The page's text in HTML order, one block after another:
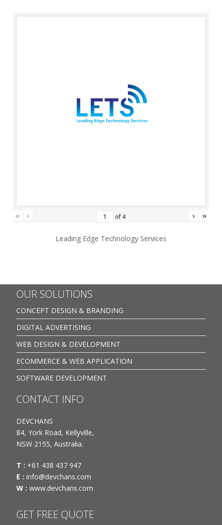
« ‹ of4 › »
Leading Edge Technology Services
OUR SOLUTIONS
CONCEPT DESIGN & BRANDING
DIGITAL ADVERTISING
WEB DESIGN & DEVELOPMENT
ECOMMERCE & WEB APPLICATION
SOFTWARE DEVELOPMENT
CONTACT INFO
DEVCHANS
84, York Road, Kellyville,
NSW 2155, Australia.
T : +61 438 437 947
E : info@devchans.com
W : www.devchans.com
GET FREE QUOTE